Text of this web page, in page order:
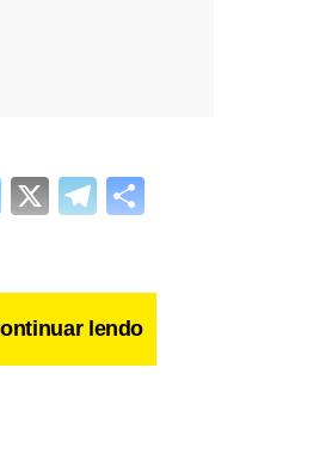
Twitter
X Telegram
lendo